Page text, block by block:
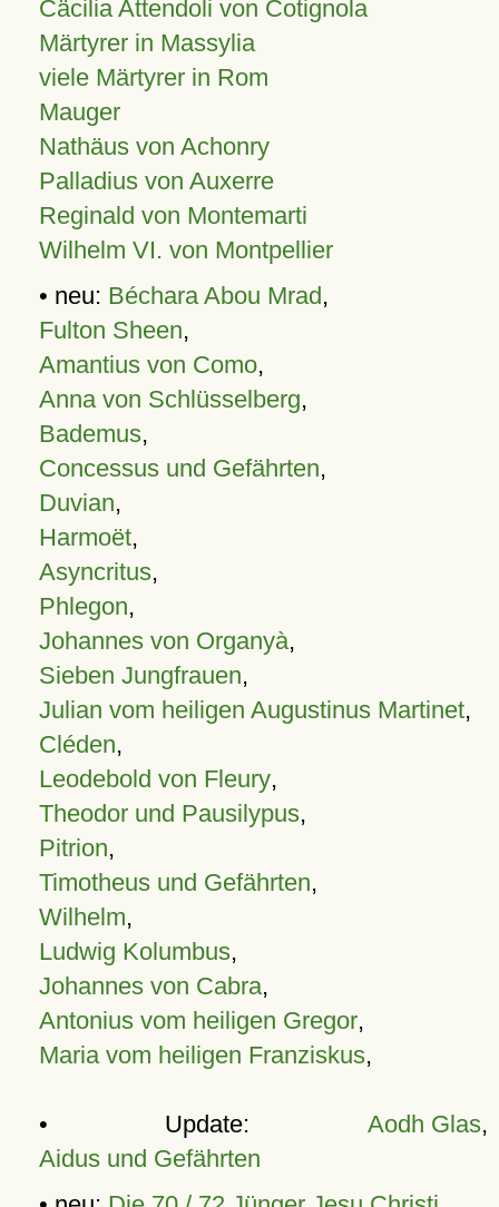
Cäcilia Attendoli von Cotignola
Märtyrer in Massylia
viele Märtyrer in Rom
Mauger
Nathäus von Achonry
Palladius von Auxerre
Reginald von Montemarti
Wilhelm VI. von Montpellier
• neu: Béchara Abou Mrad,
Fulton Sheen,
Amantius von Como,
Anna von Schlüsselberg,
Bademus,
Concessus und Gefährten,
Duvian,
Harmoët,
Asyncritus,
Phlegon,
Johannes von Organyà,
Sieben Jungfrauen,
Julian vom heiligen Augustinus Martinet,
Cléden,
Leodebold von Fleury,
Theodor und Pausilypus,
Pitrion,
Timotheus und Gefährten,
Wilhelm,
Ludwig Kolumbus,
Johannes von Cabra,
Antonius vom heiligen Gregor,
Maria vom heiligen Franziskus,
• Update: Aodh Glas,
Aidus und Gefährten